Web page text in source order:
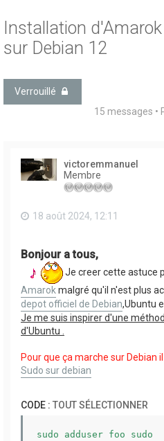
Installation
sur Debian 12
Verrouillé
15 messages •
victoremmanuel
Membre
18 août 2024, 12:11
Bonjour a tous,
Je creer cette astuce
Amarok malgré qu'il n'est plus
depot officiel de Debian,Ubuntu
Je me suis inspirer d'une
d'Ubuntu .
Pour que ça marche sur Debian
Sudo sur debian
CODE : TOUT SÉLECTIONNER
sudo adduser foo sudo